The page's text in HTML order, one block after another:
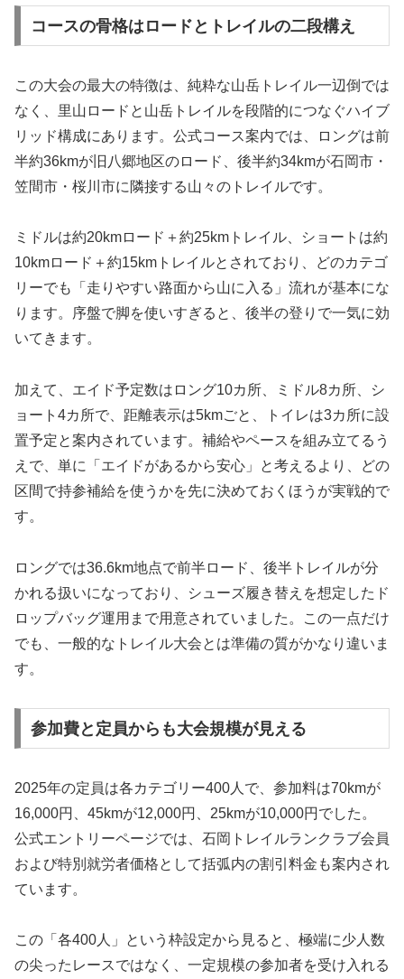
コースの骨格はロードとトレイルの二段構え
この大会の最大の特徴は、純粋な山岳トレイル一辺倒では
なく、里山ロードと山岳トレイルを段階的につなぐハイブ
リッド構成にあります。公式コース案内では、ロングは前
半約36kmが旧八郷地区のロード、後半約34kmが石岡市・
笠間市・桜川市に隣接する山々のトレイルです。
ミドルは約20kmロード＋約25kmトレイル、ショートは約
10kmロード＋約15kmトレイルとされており、どのカテゴ
リーでも「走りやすい路面から山に入る」流れが基本にな
ります。序盤で脚を使いすぎると、後半の登りで一気に効
いてきます。
加えて、エイド予定数はロング10カ所、ミドル8カ所、シ
ョート4カ所で、距離表示は5kmごと、トイレは3カ所に設
置予定と案内されています。補給やペースを組み立てるう
えで、単に「エイドがあるから安心」と考えるより、どの
区間で持参補給を使うかを先に決めておくほうが実戦的で
す。
ロングでは36.6km地点で前半ロード、後半トレイルが分
かれる扱いになっており、シューズ履き替えを想定したド
ロップバッグ運用まで用意されていました。この一点だけ
でも、一般的なトレイル大会とは準備の質がかなり違いま
す。
参加費と定員からも大会規模が見える
2025年の定員は各カテゴリー400人で、参加料は70kmが
16,000円、45kmが12,000円、25kmが10,000円でした。
公式エントリーページでは、石岡トレイルランクラブ会員
および特別就労者価格として括弧内の割引料金も案内され
ています。
この「各400人」という枠設定から見ると、極端に少人数
の尖ったレースではなく、一定規模の参加者を受け入れる